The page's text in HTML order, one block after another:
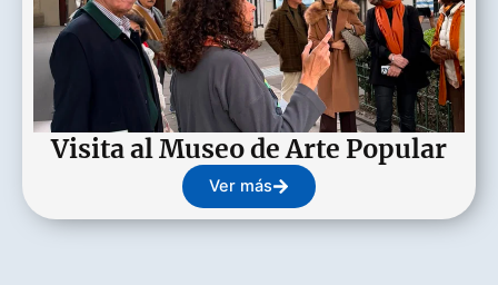
Visita al Museo de Arte Popular
Ver más